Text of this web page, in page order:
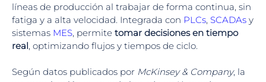
líneas de producción al trabajar de forma continua, sin
fatiga y a alta velocidad. Integrada con PLCs, SCADAs y
sistemas MES, permite tomar decisiones en tiempo
real, optimizando flujos y tiempos de ciclo.
Según datos publicados por McKinsey & Company, la